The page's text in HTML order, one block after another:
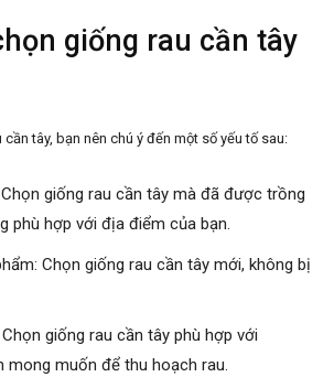
giống rau cần tây
tây, bạn nên chú ý đến một số yếu tố sau:
giống rau cần tây mà đã được trồng
phù hợp với địa điểm của bạn.
Chọn giống rau cần tây mới, không bị
giống rau cần tây phù hợp với
mong muốn để thu hoạch rau.